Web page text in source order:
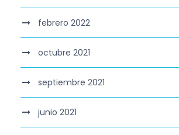
febrero 2022
octubre 2021
septiembre 2021
junio 2021